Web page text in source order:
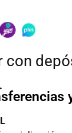
con